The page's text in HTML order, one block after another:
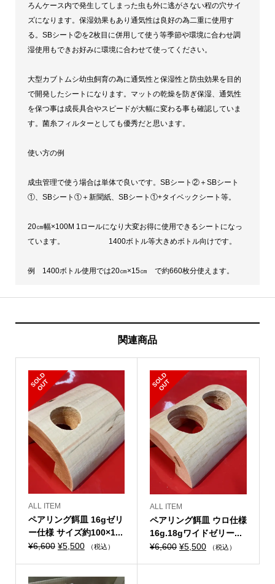
ろんケース内で発生してしまった虫も外に逃がさない程の穴サイ
ズになります。保湿効果もあり通気性は良好の為二重に使用す
る。SBシート②を2枚目に併用して使う等季節や環境に合わせ調
湿使用もできお好みに環境に合わせて使ってください。
大型カブトムシ幼虫飼育の為に通気性と保湿性と防虫効果を目的
で開発したシートになります。マットの乾燥を防ぎ保湿、通気性
を保つ事は成長具合やスピードが大幅に変わる事も確認していま
す。菌糸フィルターとしても優秀だと思います。
使い方の例
成虫管理で使う場合は単体で良いです。SBシート②＋SBシート
①、SBシート①＋新聞紙、SBシート①+タイベックシート等。
20㎝幅×100M 1ロールになり大変お得に使用できるシートになっ
ています。 1400ボトル等大きめボトル向けです。
例 1400ボトル使用では20㎝×15㎝ で約660枚分使えます。
関連商品
S
O
L
D
O
U
T
ALL ITEM
ペアリング餌皿 16gゼリ
ー仕様 サイズ約100×1...
¥6,600 元
¥5,500現（税込）
S
O
L
D
O
U
T
ALL ITEM
ペアリング餌皿 ウロ仕様
16g.18gワイドゼリー...
¥6,600 元
¥5,500現（税込）